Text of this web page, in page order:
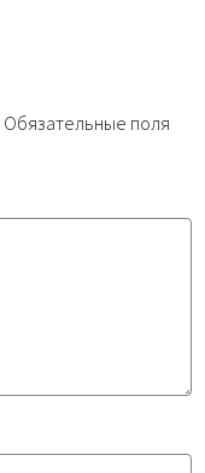
Обязательные поля